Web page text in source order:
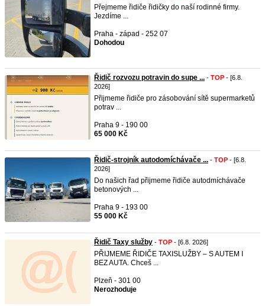
Přejmeme řidiče řidičky do naší rodinné firmy.
Jezdíme ...
Praha - západ - 252 07
Dohodou
Řidič rozvozu potravin do supe ... - TOP - [6.8.
2026]
Přijmeme řidiče pro zásobování sítě supermarketů
potrav ...
Praha 9 - 190 00
65 000 Kč
Řidič-strojník autodomíchávače ... - TOP - [6.8.
2026]
Do našich řad přijmeme řidiče autodmíchávače
betonových ...
Praha 9 - 193 00
55 000 Kč
Řidič Taxy služby - TOP - [6.8. 2026]
PŘIJMEME ŘIDIČE TAXISLUŽBY – S AUTEM I
BEZ AUTA. Chceš ...
Plzeň - 301 00
Nerozhoduje